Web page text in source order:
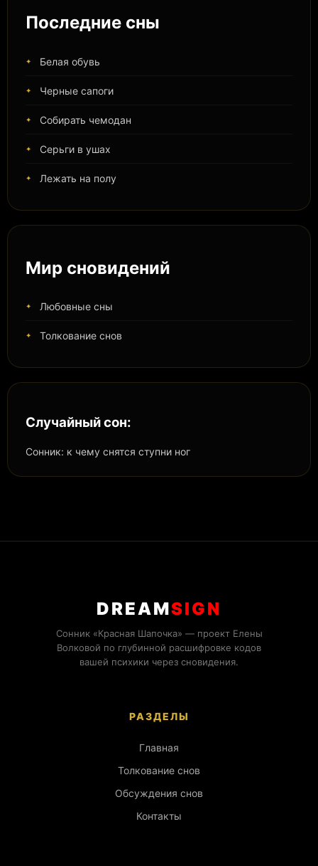
Последние сны
Белая обувь
Черные сапоги
Собирать чемодан
Серьги в ушах
Лежать на полу
Мир сновидений
Любовные сны
Толкование снов
Случайный сон:
Сонник: к чему снятся ступни ног
DREAMSIGN
Сонник «Красная Шапочка» — проект Елены
Волковой по глубинной расшифровке кодов
вашей психики через сновидения.
РАЗДЕЛЫ
Главная
Толкование снов
Обсуждения снов
Контакты